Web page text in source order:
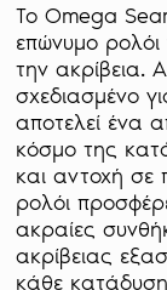
Το Omega
επώνυμο ρολόι
την ακρίβεια.
σχεδιασμένο
αποτελεί ένα
κόσμο της
και αντοχή σε
ρολόι
ακραίες
ακρίβειας
κάθε